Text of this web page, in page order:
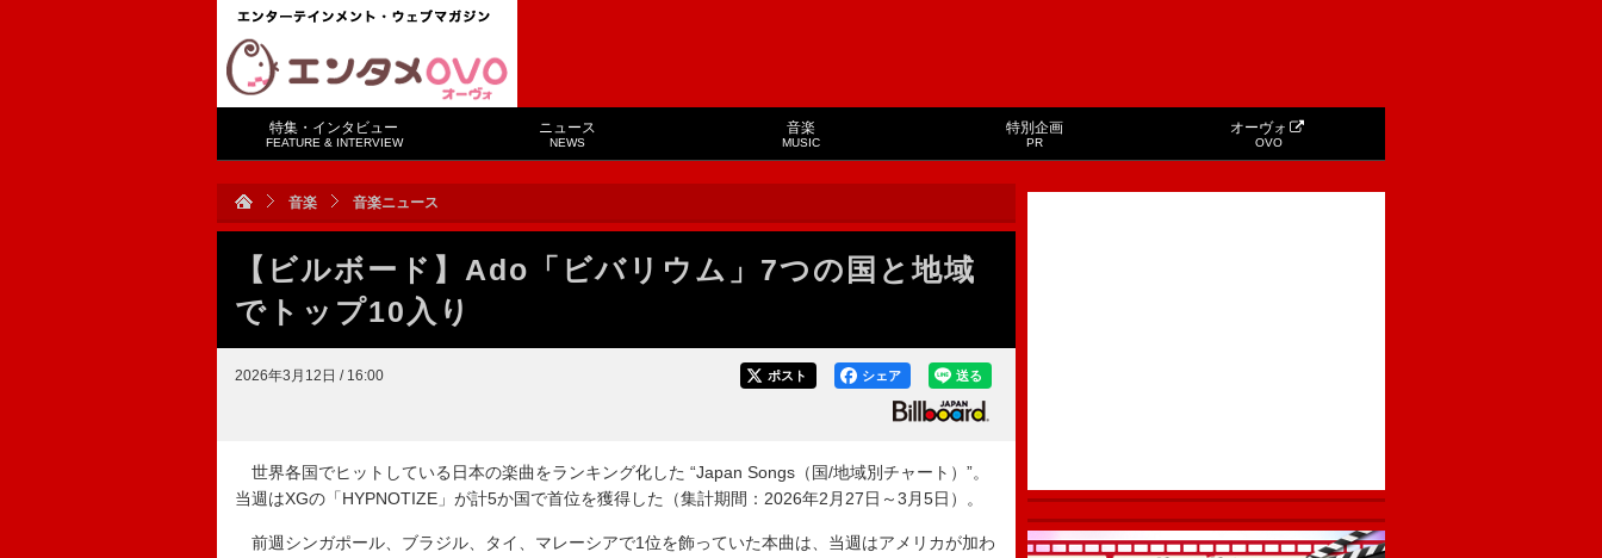
特集・インタビュー
FEATURE & INTERVIEW
ニュース
NEWS
音楽
MUSIC
特別企画
PR
オーヴォ
OVO
音楽 音楽ニュース
【ビルボード】Ado「ビバリウム」7つの国と地域
でトップ10入り
2026年3月12日 / 16:00 送る
シェア
ポスト
世界各国でヒットしている日本の楽曲をランキング化した “Japan Songs（国/地域別チャート）”。
当週はXGの「HYPNOTIZE」が計5か国で首位を獲得した（集計期間：2026年2月27日～3月5日）。
前週シンガポール、ブラジル、タイ、マレーシアで1位を飾っていた本曲は、当週はアメリカが加わ